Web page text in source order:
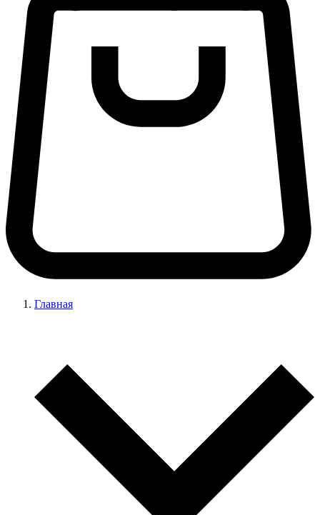
Главная